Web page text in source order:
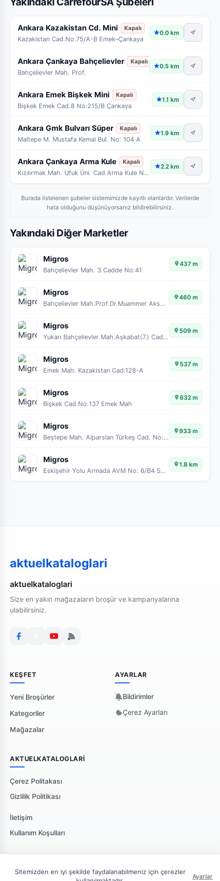
Ankara Kazakistan Cd. Mini Kapalı
Kazakistan Cad.No:75/A-B Emek–Çankaya
0.0 km
Ankara Çankaya Bahçelievler Kapalı
Bahçelievler Mah. Prof.
0.5 km
Ankara Emek Bişkek Mini Kapalı
Bişkek Emek Cad.8 No:215/B Çankaya
1.1 km
Ankara Gmk Bulvarı Süper Kapalı
Maltepe M. Mustafa Kemal Bul. No: 104 A
1.9 km
Ankara Çankaya Arma Kule Kapalı
Kızılırmak Mah. Ufuk Üni. Cad.Arma Kule No: 11/A4
2.2 km
Burada listelenen şubeler sistemimizde kayıtlı olanlardır. Verilerde
hata olduğunu düşünüyorsanız bildirebilirsiniz.
Yakındaki Diğer Marketler
Migros
Bahçelievler Mah. 3.Cadde No:41
437 m
Migros
Bahçelievler Mah.Prof.Dr.Muammer Aksoy Cad.No:73/A
460 m
Migros
Yukarı Bahçelievler Mah.Aşkabat(7.) Cad.No:25
509 m
Migros
Emek Mah. Kazakistan Cad.128-A
537 m
Migros
Bişkek Cad.No:137 Emek Mah
632 m
Migros
Beştepe Mah. Alparslan Türkeş Cad. No:47-9
933 m
Migros
Eskişehir Yolu Armada AVM No: 6/B4 Söğütözü
1.8 km
aktuelkataloglari
aktuelkataloglari
Size en yakın mağazaların broşür ve kampanyalarına
ulabilirsiniz.
KEŞFET
Yeni Broşürler
Kategoriler
Mağazalar
AYARLAR
Bildirimler
Çerez Ayarları
AKTUELKATALOGLARI
Çerez Politakası
Gizlilik Politikası
İletişim
Kullanım Koşulları
Sitemizden en iyi şekilde faydalanabilmeniz için çerezler
Ayarlar